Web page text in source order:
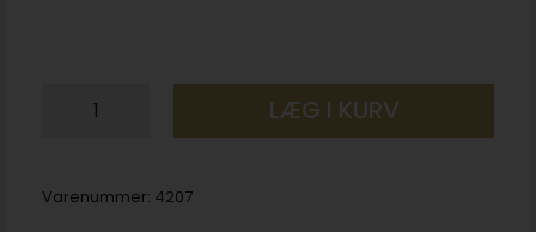
LÆG I KURV
Varenummer: 4207